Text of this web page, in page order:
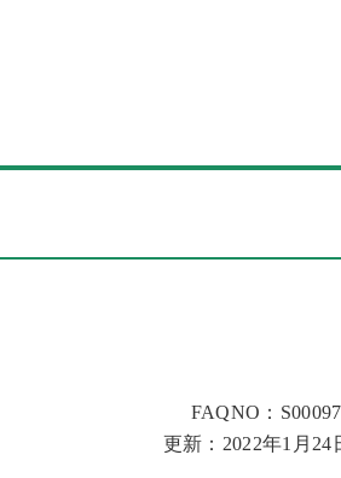
FAQNO：
更新：2022年1月24